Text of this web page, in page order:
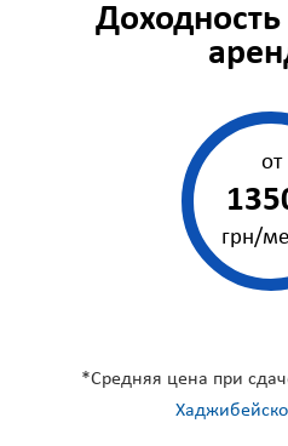
от
грн/
*Средняя цена при